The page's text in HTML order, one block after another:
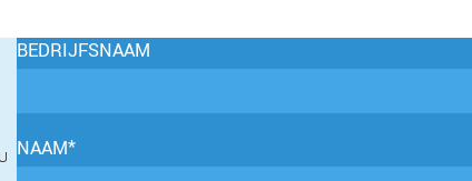
BEDRIJFSNAAM
NAAM*